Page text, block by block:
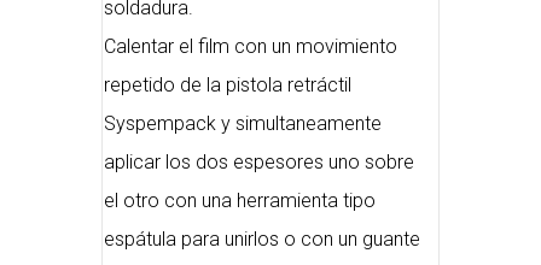
soldadura.
Calentar el film con un movimiento
repetido de la pistola retráctil
Syspempack y simultaneamente
aplicar los dos espesores uno sobre
el otro con una herramienta tipo
espátula para unirlos o con un guante